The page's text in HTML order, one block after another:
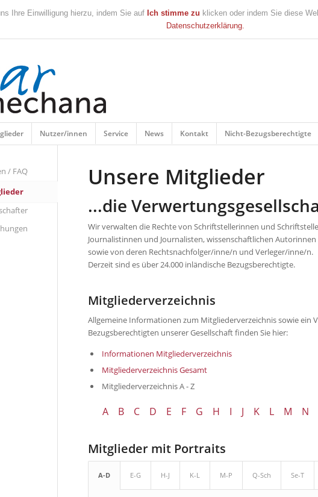
Ihre Einwilligung hierzu, indem Sie auf Ich stimme zu klicken oder indem Sie diese
Datenschutzerklärung.
Nutzer/innen Service News Kontakt Nicht-Bezugsberechtigte
Unsere Mitglieder
...die Verwertungs
Wir verwalten die Rechte von Schriftstellerinnen und
Journalistinnen und Journalisten, wissenschaftlichen
sowie von deren Rechtsnachfolger/inne/n und Verleger/inne/n.
Derzeit sind es über 24.000 inländische Bezugsberechtigte.
Mitgliederverzeichnis
Allgemeine Informationen zum Mitgliederverzeichnis sowie ein
Bezugsberechtigten unserer Gesellschaft finden Sie hier:
Informationen Mitgliederverzeichnis
Mitgliederverzeichnis Gesamt
Mitgliederverzeichnis A - Z
A B C D E F G H I J K L M N
Mitglieder mit Portraits
A-D E-G H-J K-L M-P Q-Sch Se-T
/ FAQ